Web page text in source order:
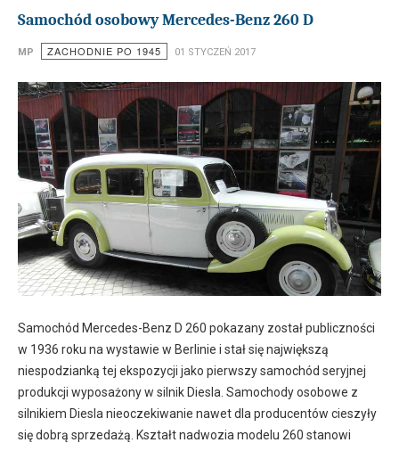
Samochód osobowy Mercedes-Benz 260 D
MP ZACHODNIE PO 1945 01 STYCZEŃ 2017
Samochód Mercedes-Benz D 260 pokazany został publiczności
w 1936 roku na wystawie w Berlinie i stał się największą
niespodzianką tej ekspozycji jako pierwszy samochód seryjnej
produkcji wyposażony w silnik Diesla. Samochody osobowe z
silnikiem Diesla nieoczekiwanie nawet dla producentów cieszyły
się dobrą sprzedażą. Kształt nadwozia modelu 260 stanowi